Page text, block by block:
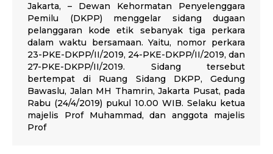
Jakarta, – Dewan Kehormatan Penyelenggara
Pemilu (DKPP) menggelar sidang dugaan
pelanggaran kode etik sebanyak tiga perkara
dalam waktu bersamaan. Yaitu, nomor perkara
23-PKE-DKPP/II/2019, 24-PKE-DKPP/II/2019, dan
27-PKE-DKPP/II/2019. Sidang tersebut
bertempat di Ruang Sidang DKPP, Gedung
Bawaslu, Jalan MH Thamrin, Jakarta Pusat, pada
Rabu (24/4/2019) pukul 10.00 WIB. Selaku ketua
majelis Prof Muhammad, dan anggota majelis
Prof